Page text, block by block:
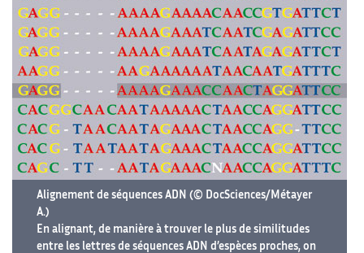
Alignement de séquences ADN (© DocSciences/Métayer
A.)
En alignant, de manière à trouver le plus de similitudes
entre les lettres de séquences ADN d’espèces proches, on